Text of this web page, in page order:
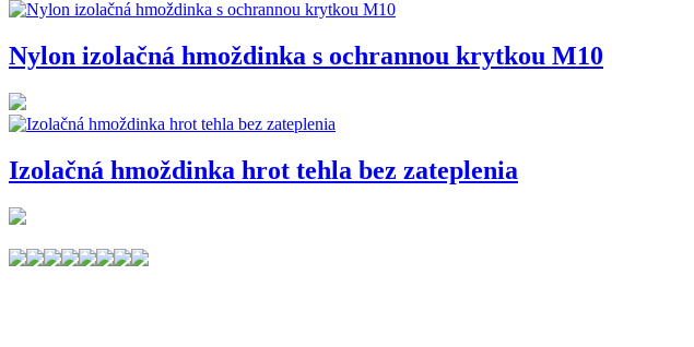
Nylon izolačná hmoždinka s ochrannou krytkou M10
Izolačná hmoždinka hrot tehla bez zateplenia